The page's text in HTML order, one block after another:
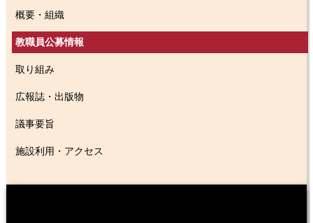
概要・組織
教職員公募情報
取り組み
広報誌・出版物
議事要旨
施設利用・アクセス